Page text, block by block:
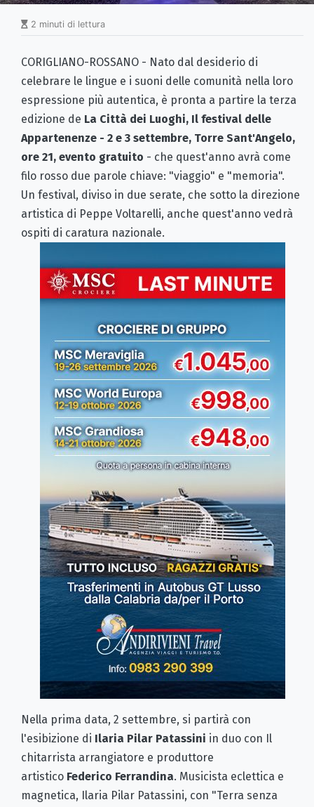
2 minuti di lettura
CORIGLIANO-ROSSANO - Nato dal desiderio di
celebrare le lingue e i suoni delle comunità nella loro
espressione più autentica, è pronta a partire la terza
edizione de La Città dei Luoghi, Il festival delle
Appartenenze - 2 e 3 settembre, Torre Sant'Angelo,
ore 21, evento gratuito - che quest'anno avrà come
filo rosso due parole chiave: "viaggio" e "memoria".
Un festival, diviso in due serate, che sotto la direzione
artistica di Peppe Voltarelli, anche quest'anno vedrà
ospiti di caratura nazionale.
Nella prima data, 2 settembre, si partirà con
l'esibizione di Ilaria Pilar Patassini in duo con Il
chitarrista arrangiatore e produttore
artistico Federico Ferrandina. Musicista eclettica e
magnetica, Ilaria Pilar Patassini, con "Terra senza